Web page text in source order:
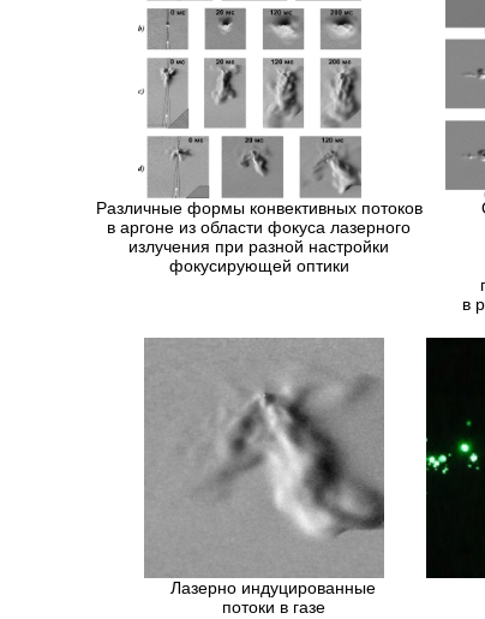
Различные формы конвективных потоков
в аргоне из области фокуса лазерного
излучения при разной настройки
фокусирующей оптики
в
Лазерно индуцированные
потоки в газе